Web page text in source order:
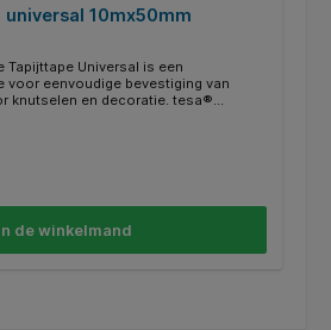
10mx50mm
Tapijttape Universal is een
voor eenvoudige bevestiging van
knutselen en decoratie. tesa®
De tape is geschikt voor allerlei
* Deze multifunctionele tape kan
renovaties in huis. * Het heeft extra
permanente bevestiging van vele
de winkelmand